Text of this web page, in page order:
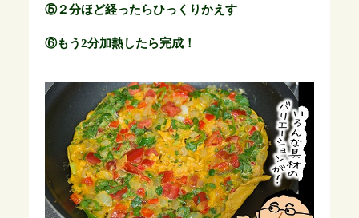
⑤２分ほど経ったらひっくりかえす
⑥もう2分加熱したら完成！